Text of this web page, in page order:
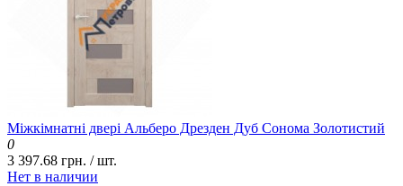
Міжкімнатні двері Альберо Дрезден Дуб Сонома Золотистий
0
3 397.68 грн. / шт.
Нет в наличии